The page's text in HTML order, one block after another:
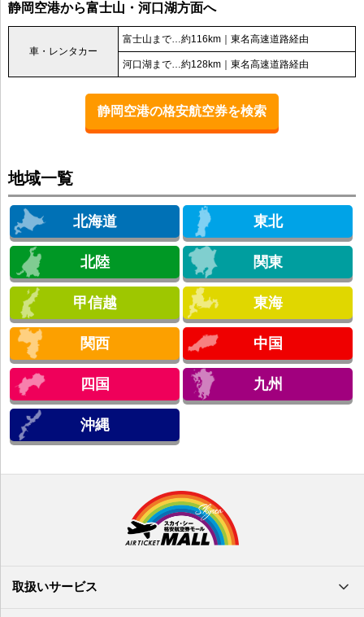
静岡空港から富士山・河口湖方面へ
車・レンタカー
富士山まで…約116km｜東名高速道路経由
河口湖まで…約128km｜東名高速道路経由
静岡空港の格安航空券を検索
地域一覧
北海道 東北
北陸 関東
甲信越 東海
関西 中国
四国 九州
沖縄
取扱いサービス